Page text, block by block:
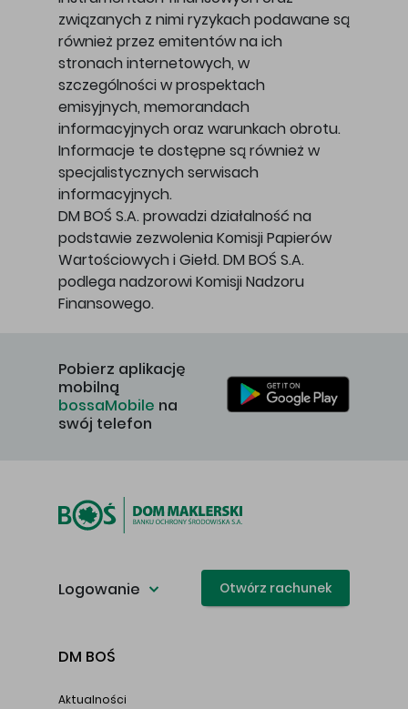
związanych z nimi ryzykach podawane są
również przez emitentów na ich
stronach internetowych, w
szczególności w prospektach
emisyjnych, memorandach
informacyjnych oraz warunkach obrotu.
Informacje te dostępne są również w
specjalistycznych serwisach
informacyjnych.
DM BOŚ S.A. prowadzi działalność na
podstawie zezwolenia Komisji Papierów
Wartościowych i Giełd. DM BOŚ S.A.
podlega nadzorowi Komisji Nadzoru
Finansowego.
Pobierz aplikację
mobilną
bossaMobile na
swój telefon
Logowanie Otwórz rachunek
DM BOŚ
Aktualności